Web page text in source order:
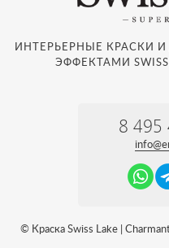
ИНТЕРЬЕРНЫЕ КРАСКИ
ЭФФЕКТАМИ
8 495
© Краска Swiss Lake |